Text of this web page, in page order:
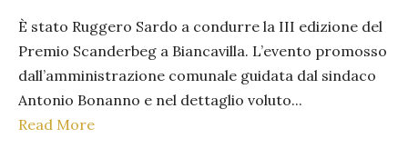
È stato Ruggero Sardo a condurre la III edizione del
Premio Scanderbeg a Biancavilla. L’evento promosso
dall’amministrazione comunale guidata dal sindaco
Antonio Bonanno e nel dettaglio voluto...
Read More